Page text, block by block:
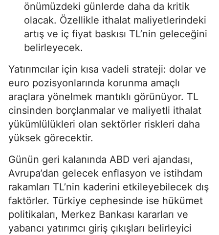
önümüzdeki günlerde daha da kritik
olacak. Özellikle ithalat maliyetlerindeki
artış ve iç fiyat baskısı TL’nin geleceğini
belirleyecek.
Yatırımcılar için kısa vadeli strateji: dolar ve
euro pozisyonlarında korunma amaçlı
araçlara yönelmek mantıklı görünüyor. TL
cinsinden borçlanmalar ve maliyetli ithalat
yükümlülükleri olan sektörler riskleri daha
yüksek görecektir.
Günün geri kalanında ABD veri ajandası,
Avrupa’dan gelecek enflasyon ve istihdam
rakamları TL’nin kaderini etkileyebilecek dış
faktörler. Türkiye cephesinde ise hükümet
politikaları, Merkez Bankası kararları ve
yabancı yatırımcı giriş çıkışları belirleyici